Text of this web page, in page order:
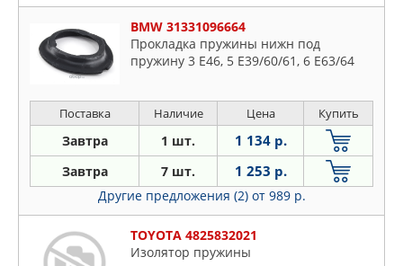
BMW 31331096664
Прокладка пружины нижн под
пружину 3 E46, 5 E39/60/61, 6 E63/64
Поставка Наличие Цена Купить
Завтра 1 шт. 1 134 р.
Завтра 7 шт. 1 253 р.
Другие предложения (2) от 989 р.
TOYOTA 4825832021
Изолятор пружины